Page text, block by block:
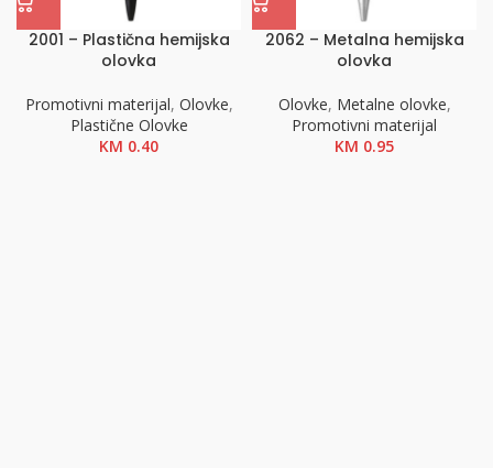
2001 – Plastična hemijska
olovka
Promotivni materijal, Olovke,
Plastične Olovke
KM 0.40
2062 – Metalna hemijska
olovka
Olovke, Metalne olovke,
Promotivni materijal
KM 0.95